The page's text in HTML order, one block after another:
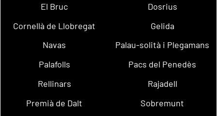
El Bruc
Dosrius
Cornellà de Llobregat
Gelida
Navas
Palau-solità i Plegamans
Palafolls
Pacs del Penedès
Rellinars
Rajadell
Premià de Dalt
Sobremunt